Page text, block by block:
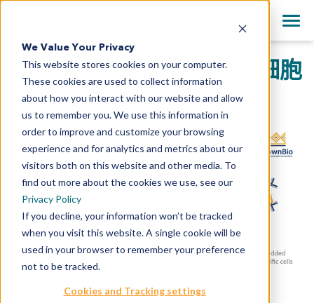
We Value Your Privacy
This website stores cookies on your computer.
These cookies are used to collect information
about how you interact with our website and allow
us to remember you. We use this information in
order to improve and customize your browsing
experience and for analytics and metrics about our
visitors both on this website and other media. To
find out more about the cookies we use, see our
Privacy Policy
If you decline, your information won’t be tracked
when you visit this website. A single cookie will be
used in your browser to remember your preference
not to be tracked.
Cookies and Tracking settings
English
日本語
简体中文
All Contact Information
如何在临床前评估CAR-T细胞
疗法
Ludovic Bourré 博士,2018年3月9日